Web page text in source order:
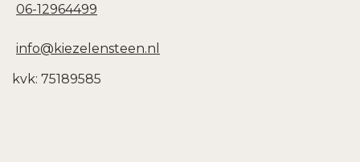
06-12964499
info@kiezelensteen.nl
kvk: 75189585